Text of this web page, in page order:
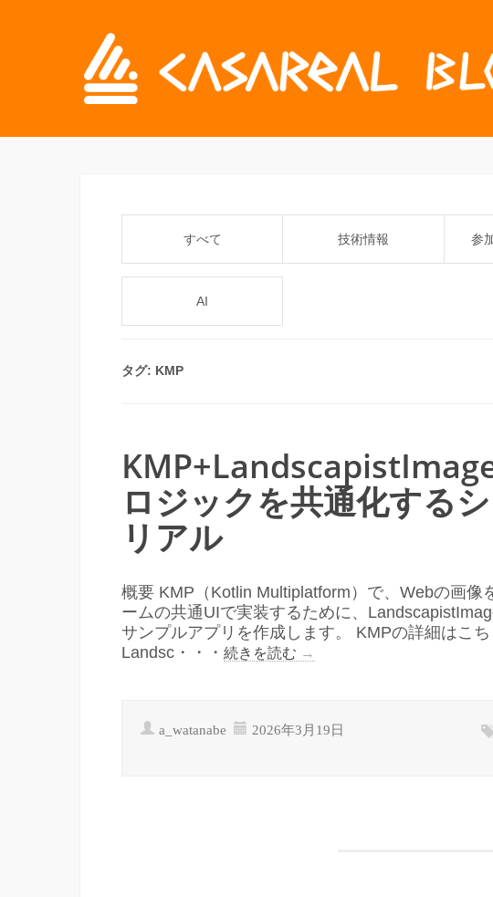
すべて 技術情報 参
AI
タグ: KMP
ロジックを共通化する
リアル
概要 KMP（Kotlin Multiplatform）で、Webの画像
ームの共通UIで実装するために、
サンプルアプリを作成します。 KMPの詳細はこち
Landsc・・・ 続きを読む →
a_watanabe 2026年3月19日